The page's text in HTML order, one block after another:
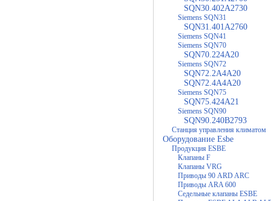
SQN30.402A2730
Siemens SQN31
SQN31.401A2760
Siemens SQN41
Siemens SQN70
SQN70.224A20
Siemens SQN72
SQN72.2A4A20
SQN72.4A4A20
Siemens SQN75
SQN75.424A21
Siemens SQN90
SQN90.240B2793
Станция управления климатом
Оборудование Esbe
Продукция ESBE
Клапаны F
Клапаны VRG
Приводы 90 ARD ARC
Приводы ARA 600
Седельные клапаны ESBE